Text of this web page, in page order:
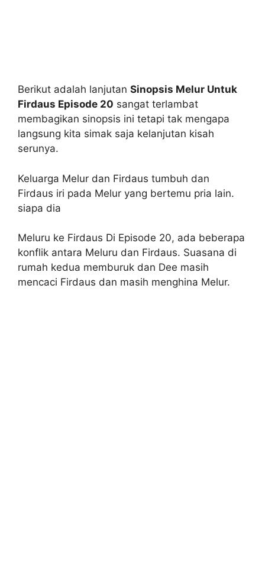
Berikut adalah lanjutan Sinopsis Melur Untuk
Firdaus Episode 20 sangat terlambat
membagikan sinopsis ini tetapi tak mengapa
langsung kita simak saja kelanjutan kisah
serunya.
Keluarga Melur dan Firdaus tumbuh dan
Firdaus iri pada Melur yang bertemu pria lain.
siapa dia
Meluru ke Firdaus Di Episode 20, ada beberapa
konflik antara Meluru dan Firdaus. Suasana di
rumah kedua memburuk dan Dee masih
mencaci Firdaus dan masih menghina Melur.